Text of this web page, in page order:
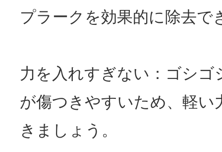
プラークを効果的に除去で
力を入れすぎない：ゴシゴ
が傷つきやすいため、軽い
きましょう。